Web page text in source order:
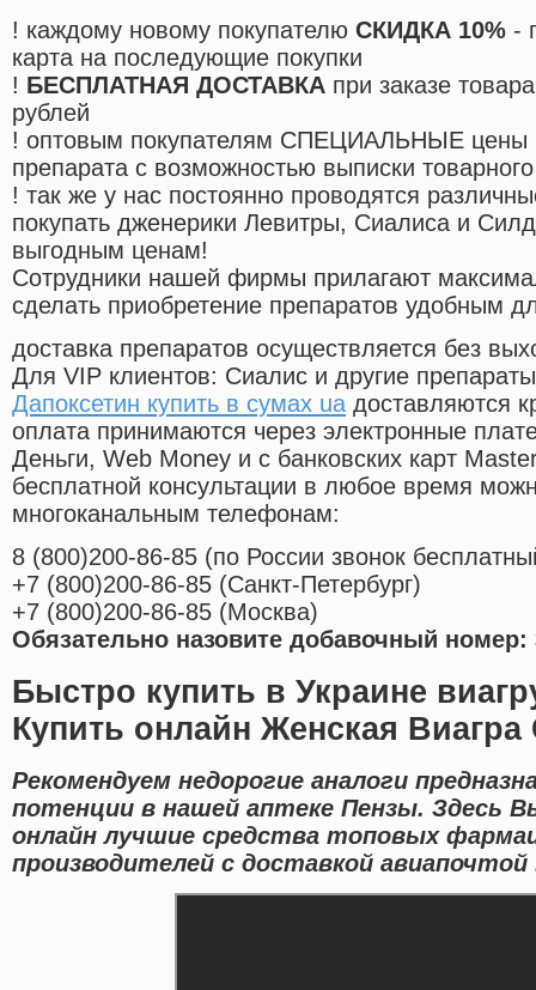
! каждому новому покупателю СКИДКА 10% -
карта на последующие покупки
! БЕСПЛАТНАЯ ДОСТАВКА при заказе
рублей
! оптовым покупателям СПЕЦИАЛЬНЫЕ цены
препарата с возможностью выписки
! так же у нас постоянно проводятся
покупать дженерики Левитры, Сиалиса и
выгодным ценам!
Cотрудники нашей фирмы прилагают
сделать приобретение препаратов удобным
доставка препаратов осуществляется без
Для VIP клиентов: Сиалис и другие
Дапоксетин купить в сумах ua доставляются
оплата принимаются через электронные
Деньги, Web Money и с банковских карт
бесплатной консультации в любое время
многоканальным телефонам:
8 (800)200-86-85 (по России звонок
+7 (800)200-86-85 (Санкт-Петербург)
+7 (800)200-86-85 (Москва)
Обязательно назовите добавочный номер:
Быстро купить в Украине
Купить онлайн Женская
Рекомендуем недорогие аналоги
потенции в нашей аптеке Пензы. Здесь
онлайн лучшие средства топовых
производителей с доставкой авиапочтой